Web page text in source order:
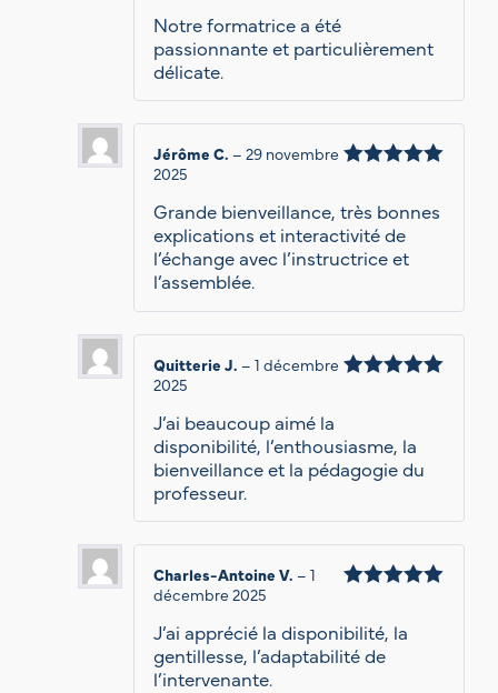
Notre formatrice a été
passionnante et particulièrement
délicate.
Jérôme C. – 29 novembre
2025
Grande bienveillance, très bonnes
explications et interactivité de
l’échange avec l’instructrice et
l’assemblée.
Quitterie J. – 1 décembre
2025
J’ai beaucoup aimé la
disponibilité, l’enthousiasme, la
bienveillance et la pédagogie du
professeur.
Charles-Antoine V. – 1
décembre 2025
J’ai apprécié la disponibilité, la
gentillesse, l’adaptabilité de
l’intervenante.